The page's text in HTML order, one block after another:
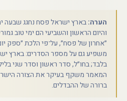
הערה:בארץ ישראל פסח נחגג שבעה
והיום הראשון והשביעי הם ימי טוב
״אחרון של פסח״, על־פי הלכת ״ספק
משפיע גם על מספר הסדרים: בארץ
בלבד; בחו״ל, סדר ראשון וסדר שני
המאמר משקף בעיקר את הצורה
ברורה של ההבדלים.